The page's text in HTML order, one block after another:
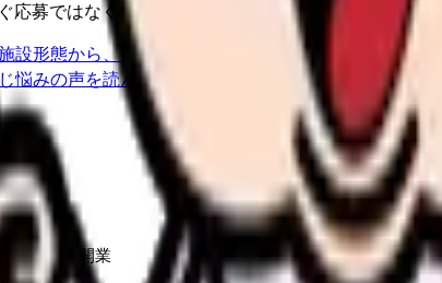
募ではなく「今の条件・他の選択肢・相談先」を分
設形態から、今の給料の現在地を確認できます。進む
悩みの声を読んで、今の職場だけの問題か確かめられ
)
ニックを開業